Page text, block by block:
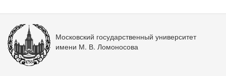
Московский государственный университет
имени М. В. Ломоносова